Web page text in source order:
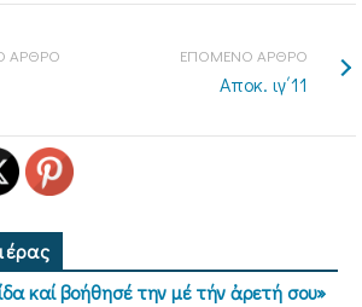
ΑΡΘΡΟ ΕΠΟΜΕΝΟ ΑΡΘΡΟ
Αποκ. ιγ΄11
καί βοήθησέ την μέ τήν ἀρετή σου»